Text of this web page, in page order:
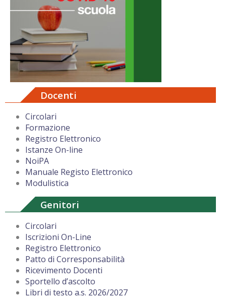
Docenti
Circolari
Formazione
Registro Elettronico
Istanze On-line
NoiPA
Manuale Registo Elettronico
Modulistica
Genitori
Circolari
Iscrizioni On-Line
Registro Elettronico
Patto di Corresponsabilità
Ricevimento Docenti
Sportello d’ascolto
Libri di testo a.s. 2026/2027